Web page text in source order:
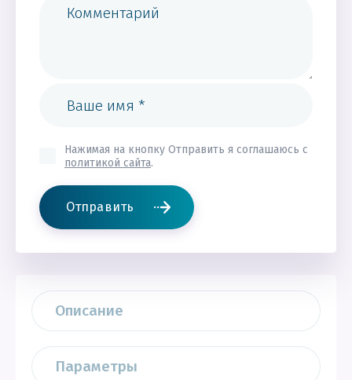
Нажимая на кнопку Отправить я соглашаюсь с
политикой сайта.
Отправить
Описание
Параметры